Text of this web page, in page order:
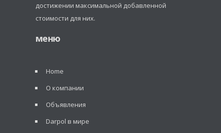
достижении максимальной добавленной
стоимости для них.
меню
Home
О компании
Объявления
Darpol в мире